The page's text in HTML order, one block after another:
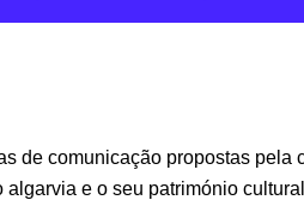
de comunicação propostas pela
e o seu património